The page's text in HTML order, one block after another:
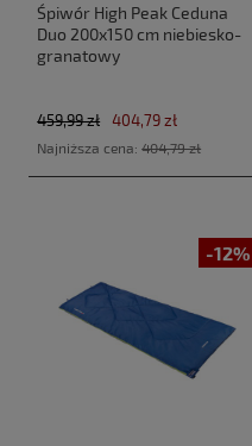
Śpiwór High Peak Ceduna
Duo 200x150 cm niebiesko-
granatowy
404,79 zł
459,99 zł
Najniższa cena:404,79 zł
-12%